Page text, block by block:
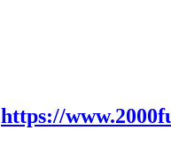
https://